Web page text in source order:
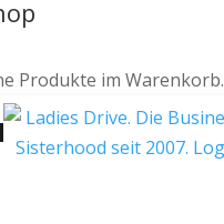
Produkte im Warenkorb.